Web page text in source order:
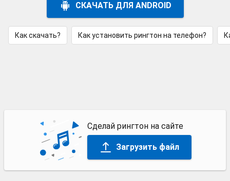
СКАЧАТЬ ДЛЯ ANDROID
Как скачать? Как установить рингтон на телефон?
Сделай рингтон на сайте
Загрузить файл